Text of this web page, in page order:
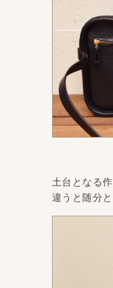
土台となる
違うと随分